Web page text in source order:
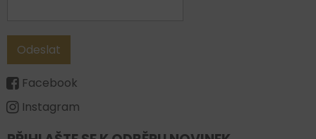
Odeslat
Facebook
Instagram